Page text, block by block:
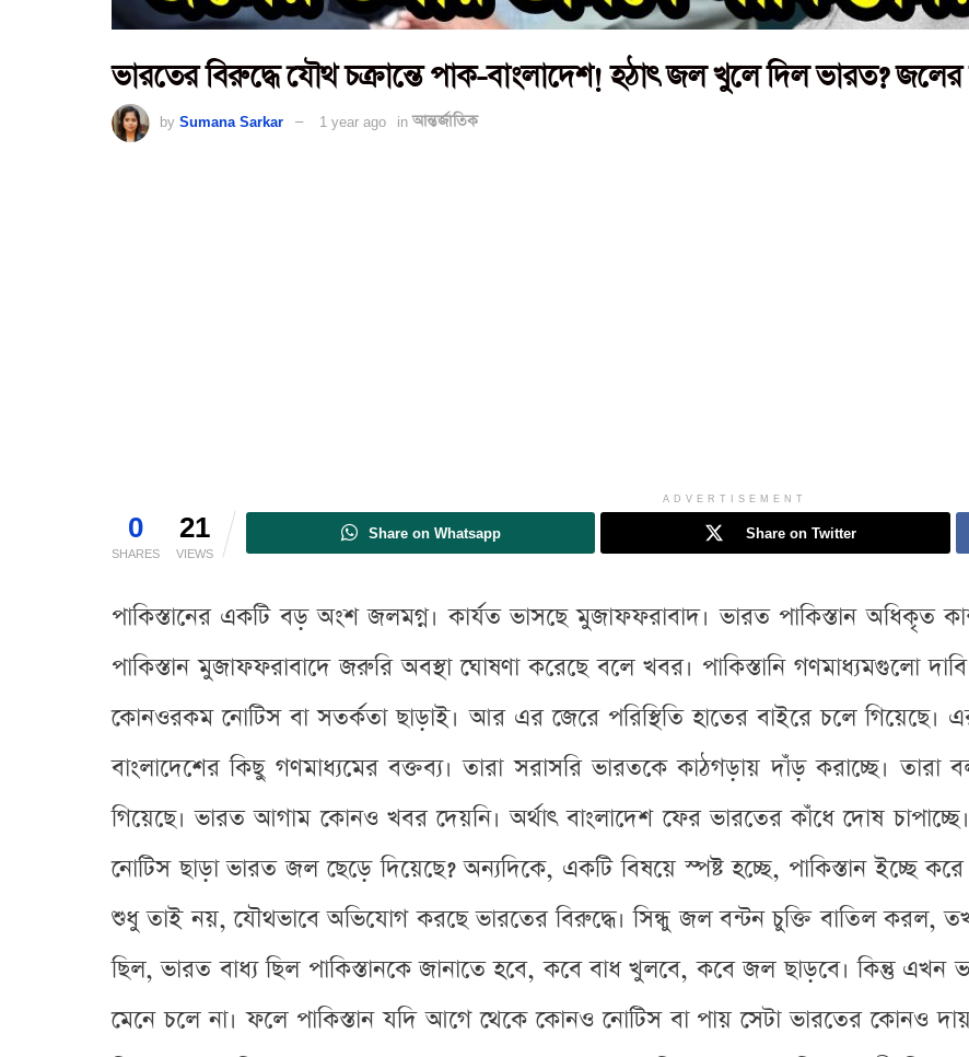
ভারতের বিরুদ্ধে যৌথ চক্রান্তে পাক-বাংলাদেশ! হঠাৎ জল খুলে দিল ভারত? জলের
by Sumana Sarkar 1 year ago in আন্তর্জাতিক
ADVERTISEMENT
0
SHARES
21
VIEWS
Share on Whatsapp Share on Twitter
পাকিস্তানের একটি বড় অংশ জলমগ্ন। কার্যত ভাসছে মুজাফফরাবাদ। ভারত পাকিস্তান অধিকৃত
পাকিস্তান মুজাফফরাবাদে জরুরি অবস্থা ঘোষণা করেছে বলে খবর। পাকিস্তানি গণমাধ্যমগুলো
কোনওরকম নোটিস বা সতর্কতা ছাড়াই। আর এর জেরে পরিস্থিতি হাতের বাইরে চলে গিয়েছে।
বাংলাদেশের কিছু গণমাধ্যমের বক্তব্য। তারা সরাসরি ভারতকে কাঠগড়ায় দাঁড় করাচ্ছে।
গিয়েছে। ভারত আগাম কোনও খবর দেয়নি। অর্থাৎ বাংলাদেশ ফের ভারতের কাঁধে দোষ
নোটিস ছাড়া ভারত জল ছেড়ে দিয়েছে? অন্যদিকে, একটি বিষয়ে স্পষ্ট হচ্ছে, পাকিস্তান ইচ্ছে
শুধু তাই নয়, যৌথভাবে অভিযোগ করছে ভারতের বিরুদ্ধে। সিন্ধু জল বন্টন চুক্তি বাতিল করল,
ছিল, ভারত বাধ্য ছিল পাকিস্তানকে জানাতে হবে, কবে বাধ খুলবে, কবে জল ছাড়বে। কিন্তু
মেনে চলে না। ফলে পাকিস্তান যদি আগে থেকে কোনও নোটিস বা পায় সেটা ভারতের কোনও